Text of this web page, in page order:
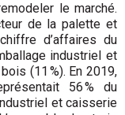
le marché.
de la palette et
d’affaires du
industriel et
(11 %). En 2019,
56 % du
et caisserie